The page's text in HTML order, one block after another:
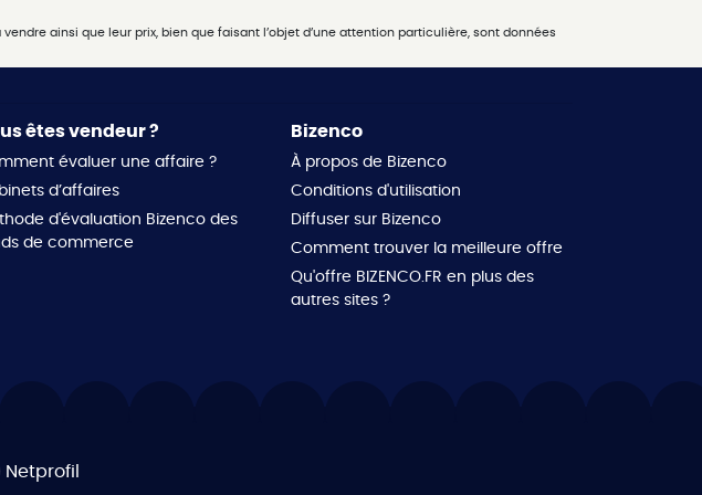
ainsi que leur prix, bien que faisant l’objet d’une attention particulière, sont données
êtes vendeur ?
évaluer une affaire ?
d’affaires
d'évaluation Bizenco des
de commerce
Bizenco
À propos de Bizenco
Conditions d'utilisation
Diffuser sur Bizenco
Comment trouver la meilleure offre
Qu'offre BIZENCO.FR en plus des
autres sites ?
Netprofil